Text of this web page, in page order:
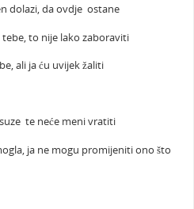
dolazi, da ovdje ostane
to nije lako zaboraviti
ali ja ću uvijek žaliti
te neće meni vratiti
ja ne mogu promijeniti ono što